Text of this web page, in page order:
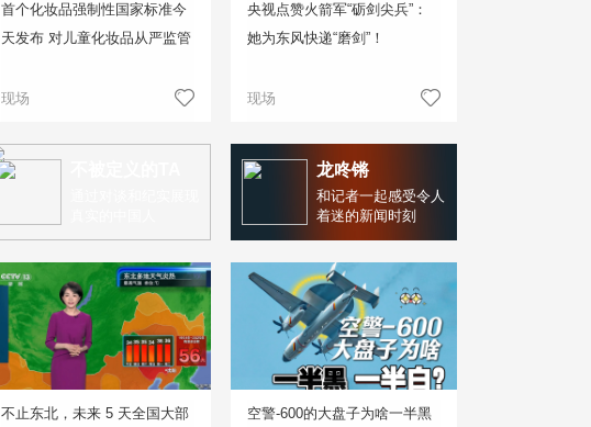
首个化妆品强制性国家标准今
天发布 对儿童化妆品从严监管
现场
央视点赞火箭军“砺剑尖兵”：
她为东风快递“磨剑”！
现场
龙咚锵
和记者一起感受令人
着迷的新闻时刻
不止东北，未来 5 天全国大部
空警-600的大盘子为啥一半黑